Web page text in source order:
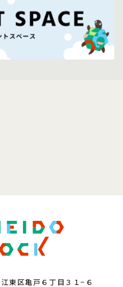
東区亀戸６丁目３１−６